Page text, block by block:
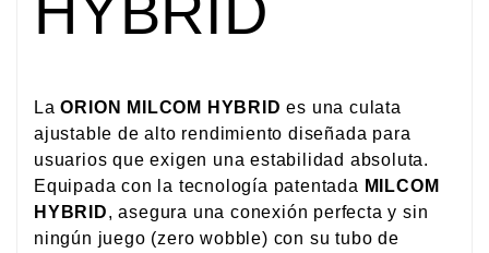
LaORION MILCOM HYBRID es una culata
ajustable de alto rendimiento diseñada para
usuarios que exigen una estabilidad absoluta.
Equipada con la tecnología patentada MILCOM
HYBRID, asegura una conexión perfecta y sin
ningún juego (zero wobble) con su tubo de